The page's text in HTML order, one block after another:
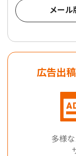
メール
広告出
多様